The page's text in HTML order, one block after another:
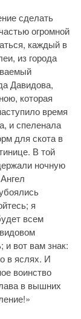
сделать
огромной
каждый в
из города
Давидова,
которая
время
и спеленала
для скота в
В той
ночную
я
всем
и вот вам знак:
в яслях. И
воинство
в вышних